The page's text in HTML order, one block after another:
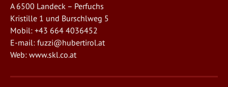
A 6500 Landeck – Perfuchs
Kristille 1 und Burschlweg 5
Mobil: +43 664 4036452
E-mail: fuzzi@hubertirol.at
Web: www.skl.co.at